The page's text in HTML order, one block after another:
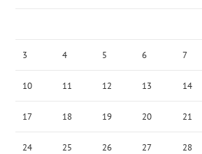
3 4 5 6 7
10 11 12 13 14
17 18 19 20 21
24 25 26 27 28